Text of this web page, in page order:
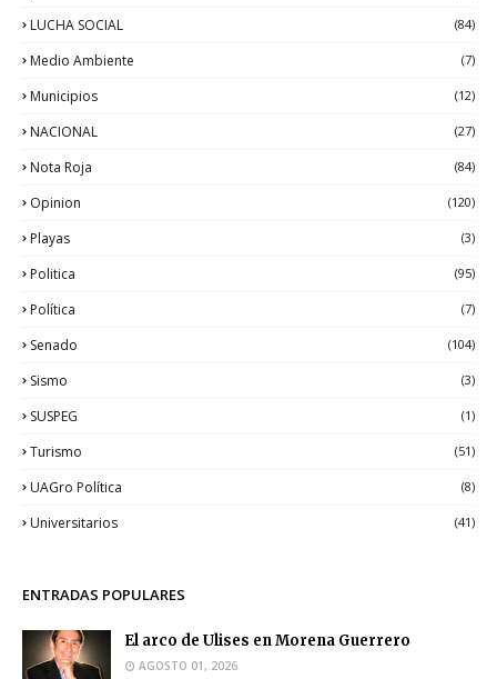
LUCHA SOCIAL (84)
Medio Ambiente (7)
Municipios (12)
NACIONAL (27)
Nota Roja (84)
Opinion (120)
Playas (3)
Politica (95)
Política (7)
Senado (104)
Sismo (3)
SUSPEG (1)
Turismo (51)
UAGro Política (8)
Universitarios (41)
ENTRADAS POPULARES
El arco de Ulises en Morena Guerrero
AGOSTO 01, 2026